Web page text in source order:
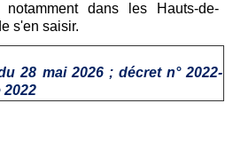
notamment dans les Hauts-de-
s'en saisir.
28 mai 2026 ; décret n° 2022-
2022